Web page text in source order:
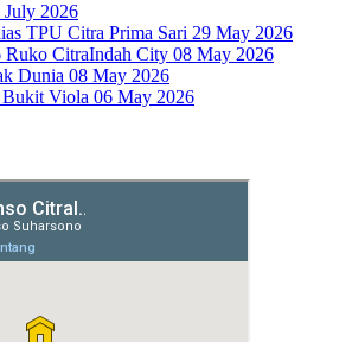
July 2026
TPU Citra Prima Sari 29 May 2026
Ruko CitraIndah City 08 May 2026
Dunia 08 May 2026
Bukit Viola 06 May 2026